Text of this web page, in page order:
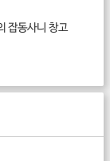
잡동사니 창고